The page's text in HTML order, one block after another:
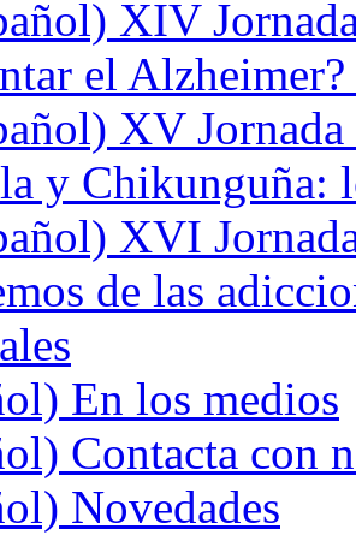
XIV
el
XV
y Chikunguña:
XVI
de las
En los medios
Contacta con
Novedades